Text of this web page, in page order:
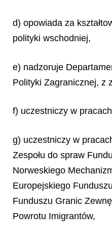
d) opowiada za
polityki wschodniej,
e) nadzoruje
Polityki Zagranicznej, z
f) uczestniczy w
g) uczestniczy w
Zespołu do spraw
Norweskiego
Europejskiego
Funduszu Granic
Powrotu Imigrantów,